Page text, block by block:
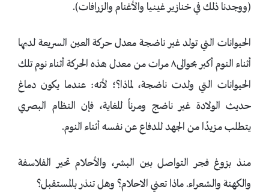
(ووجدنا ذلك في خنازير غينيا والأغنام والزرافات).
الحيوانات التي تولد غير ناضجة معدل حركة العين السريعة لديها
أثناء النوم أكبر بحوالى٨ مرات من معدل هذه الحركة أثناء نوم تلك
الحيوانات التي ولدت ناضجة، لماذا؟؛ لأنه: عندما يكون دماغ
حديث الولادة غير ناضج ومرناً للغاية، فإن النظام البصري
يتطلب مزيدًا من الجهد للدفاع عن نفسه أثناء النوم.
منذ بزوغ فجر التواصل بين البشر، والأحلام تحير الفلاسفة
والكهنة والشعراء. ماذا تعني الاحلام؟ وهل تنذر بالمستقبل؟